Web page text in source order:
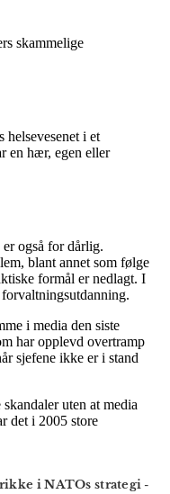
i NATOs strategi -